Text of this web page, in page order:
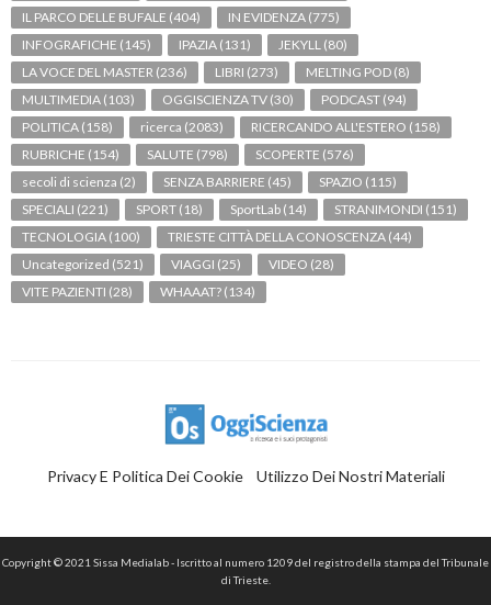
IL PARCO DELLE BUFALE (404) IN EVIDENZA (775)
INFOGRAFICHE (145) IPAZIA (131) JEKYLL (80)
LA VOCE DEL MASTER (236) LIBRI (273) MELTING POD (8)
MULTIMEDIA (103) OGGISCIENZA TV (30) PODCAST (94)
POLITICA (158) ricerca (2083) RICERCANDO ALL'ESTERO (158)
RUBRICHE (154) SALUTE (798) SCOPERTE (576)
secoli di scienza (2) SENZA BARRIERE (45) SPAZIO (115)
SPECIALI (221) SPORT (18) SportLab (14) STRANIMONDI (151)
TECNOLOGIA (100) TRIESTE CITTÀ DELLA CONOSCENZA (44)
Uncategorized (521) VIAGGI (25) VIDEO (28)
VITE PAZIENTI (28) WHAAAT? (134)
Privacy E Politica Dei Cookie Utilizzo Dei Nostri Materiali
Copyright © 2021 Sissa Medialab - Iscritto al numero 1209 del registro della stampa del Tribunale
di Trieste.